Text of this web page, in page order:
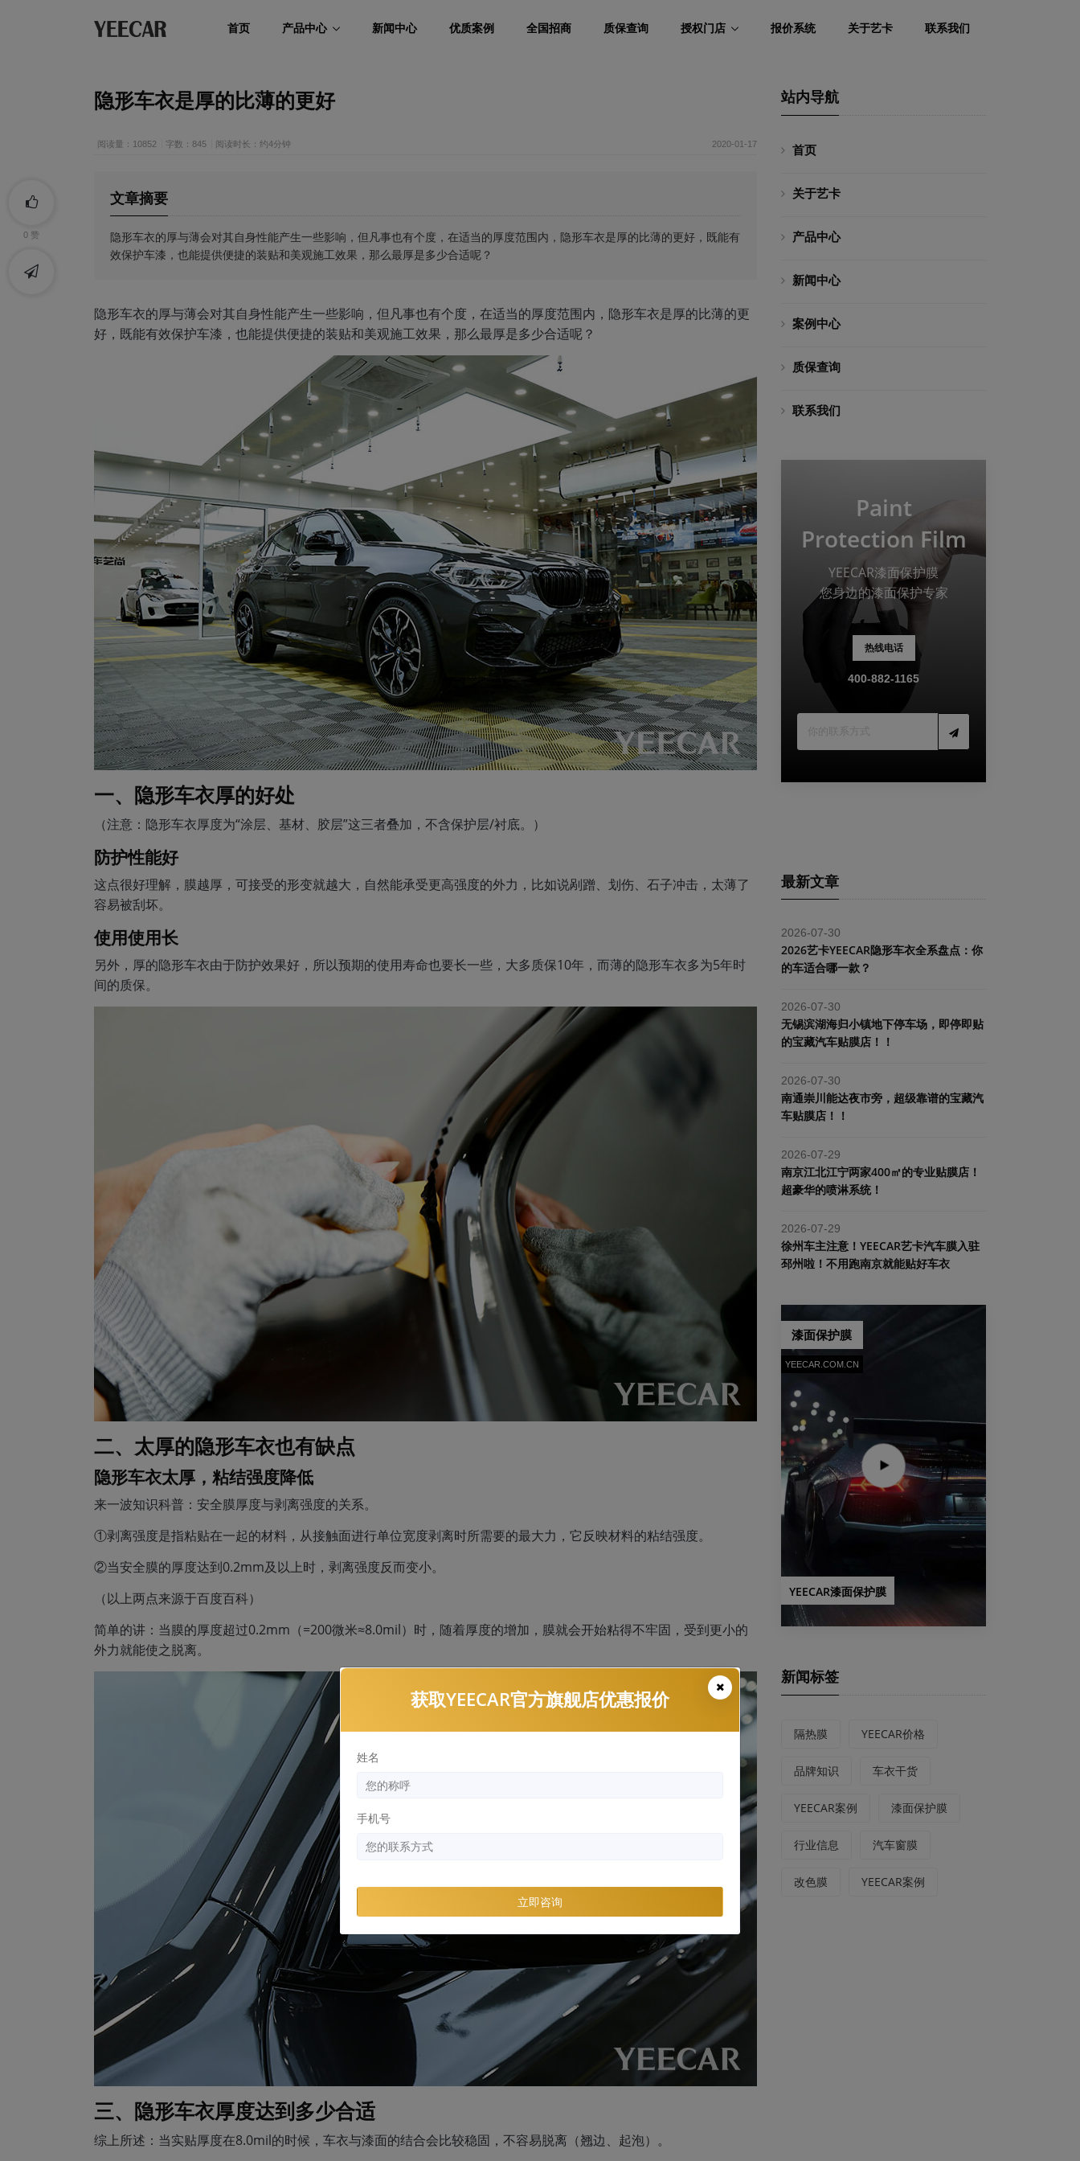
首页 产品中心 新闻中心 优质案例 全国招商 质保查询 授权门店 报价系统 关于艺卡 联系我们
隐形车衣是厚的比薄的更好
阅读量：10852 字数：845 阅读时长：约4分钟 2020-01-17
文章摘要
隐形车衣的厚与薄会对其自身性能产生一些影响，但凡事也有个度，在适当的厚度范围内，隐形车衣是厚的比薄的更好，既能有
效保护车漆，也能提供便捷的装贴和美观施工效果，那么最厚是多少合适呢？
隐形车衣的厚与薄会对其自身性能产生一些影响，但凡事也有个度，在适当的厚度范围内，隐形车衣是厚的比薄的更
好，既能有效保护车漆，也能提供便捷的装贴和美观施工效果，那么最厚是多少合适呢？
一、隐形车衣厚的好处
（注意：隐形车衣厚度为“涂层、基材、胶层”这三者叠加，不含保护层/衬底。）
防护性能好
这点很好理解，膜越厚，可接受的形变就越大，自然能承受更高强度的外力，比如说剐蹭、划伤、石子冲击，太薄了
容易被刮坏。
使用使用长
另外，厚的隐形车衣由于防护效果好，所以预期的使用寿命也要长一些，大多质保10年，而薄的隐形车衣多为5年时
间的质保。
二、太厚的隐形车衣也有缺点
隐形车衣太厚，粘结强度降低
来一波知识科普：安全膜厚度与剥离强度的关系。
①剥离强度是指粘贴在一起的材料，从接触面进行单位宽度剥离时所需要的最大力，它反映材料的粘结强度。
②当安全膜的厚度达到0.2mm及以上时，剥离强度反而变小。
（以上两点来源于百度百科）
简单的讲：当膜的厚度超过0.2mm（=200微米≈8.0mil）时，随着厚度的增加，膜就会开始粘得不牢固，受到更小的
外力就能使之脱离。
三、隐形车衣厚度达到多少合适
综上所述：当实贴厚度在8.0mil的时候，车衣与漆面的结合会比较稳固，不容易脱离（翘边、起泡）。
站内导航
首页
关于艺卡
产品中心
新闻中心
案例中心
质保查询
联系我们
Paint
Protection Film
YEECAR漆面保护膜
您身边的漆面保护专家
热线电话
400-882-1165
最新文章
2026-07-30
2026艺卡YEECAR隐形车衣全系盘点：你
的车适合哪一款？
2026-07-30
​无锡滨湖海归小镇地下停车场，即停即贴
的宝藏汽车贴膜店！！
2026-07-30
南通崇川能达夜市旁，超级靠谱的宝藏汽
车贴膜店！！
2026-07-29
南京江北江宁两家400㎡的专业贴膜店！
超豪华的喷淋系统！
2026-07-29
​徐州车主注意！YEECAR艺卡汽车膜入驻
邳州啦！不用跑南京就能贴好车衣
漆面保护膜
YEECAR.COM.CN
YEECAR漆面保护膜
新闻标签
隔热膜 YEECAR价格
品牌知识 车衣干货
YEECAR案例 漆面保护膜
行业信息 汽车窗膜
改色膜 YEECAR案例
0 赞
获取YEECAR官方旗舰店优惠报价
姓名
手机号
立即咨询